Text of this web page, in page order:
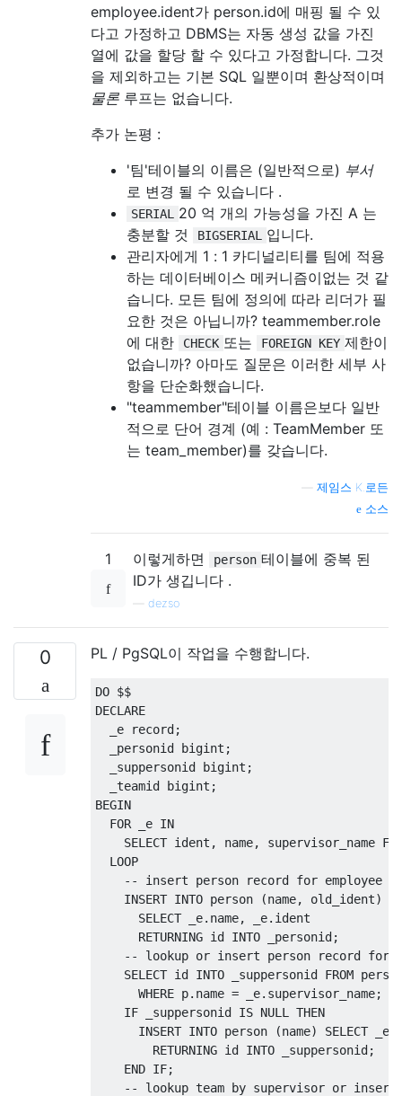
employee.ident가 person.id에 매핑 될 수 있
다고 가정하고 DBMS는 자동 생성 값을 가진
열에 값을 할당 할 수 있다고 가정합니다. 그것
을 제외하고는 기본 SQL 일뿐이며 환상적이며
물론 루프는 없습니다.
추가 논평 :
'팀'테이블의 이름은 (일반적으로) 부서
로 변경 될 수 있습니다 .
SERIAL
20 억 개의 가능성을 가진 A 는
충분할 것
BIGSERIAL
입니다.
관리자에게 1 : 1 카디널리티를 팀에 적용
하는 데이터베이스 메커니즘이없는 것 같
습니다. 모든 팀에 정의에 따라 리더가 필
요한 것은 아닙니까? teammember.role
에 대한
CHECK 또는 FOREIGN KEY 제한이
없습니까? 아마도 질문은 이러한 세부 사
항을 단순화했습니다.
"teammember"테이블 이름은보다 일반
적으로 단어 경계 (예 : TeamMember 또
는 team_member)를 갖습니다.
제임스 K.로든
소스
1 이렇게하면 person 테이블에 중복 된
ID가 생깁니다 .
dezso
0 PL / PgSQL이 작업을 수행합니다.
DO $$
DECLARE
  _e record
;
  _personid bigint
;
  _suppersonid bigint
;
  _teamid bigint
;
BEGIN
FOR _e IN
SELECT ident , name, supervisor_name
  LOOP
-- insert person record for employee
INSERT INTO person (name, old_ident)
SELECT _e. name, _e. ident
      RETURNING id
INTO _personid ;
-- lookup or insert person record for
SELECT id INTO _suppersonid FROM
WHERE p. name = _e. supervisor_name;
IF _suppersonid IS NULL
THEN
INSERT INTO person (name) SELECT _e
        RETURNING id
INTO _suppersonid ;
END IF;
-- lookup team by supervisor or insert